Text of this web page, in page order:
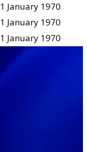
1 January 1970
1 January 1970
1 January 1970